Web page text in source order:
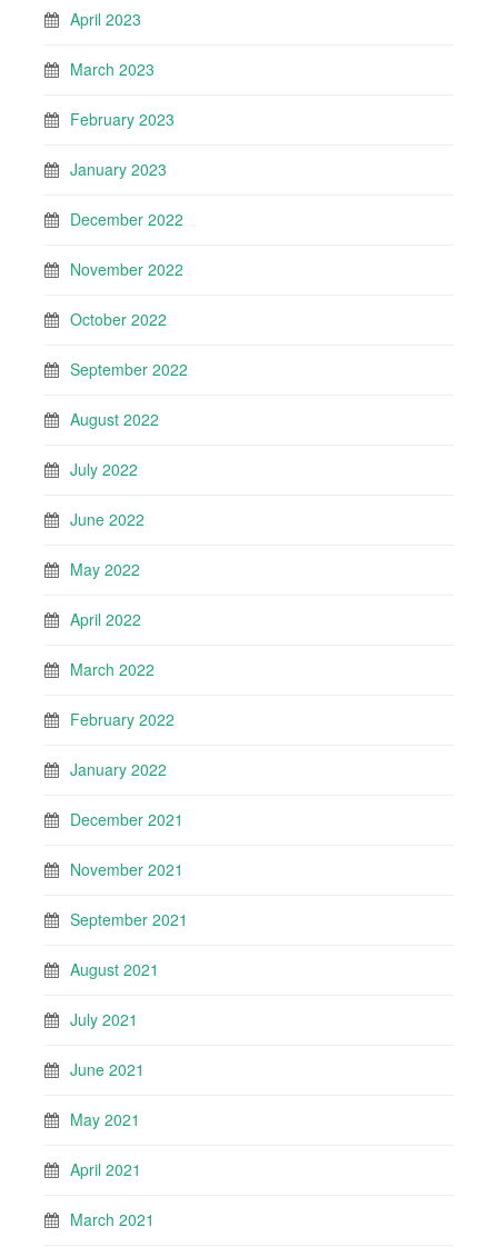
April 2023
March 2023
February 2023
January 2023
December 2022
November 2022
October 2022
September 2022
August 2022
July 2022
June 2022
May 2022
April 2022
March 2022
February 2022
January 2022
December 2021
November 2021
September 2021
August 2021
July 2021
June 2021
May 2021
April 2021
March 2021